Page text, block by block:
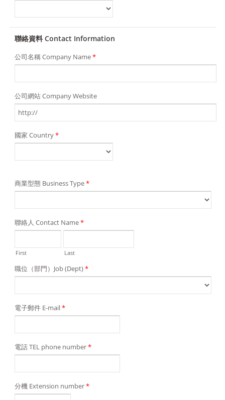
聯絡資料 Contact Information
公司名稱 Company Name*
公司網站 Company Website
國家 Country*
商業型態 Business Type*
聯絡人 Contact Name*
First Last
職位（部門）Job (Dept)*
電子郵件 E-mail*
電話 TEL phone number*
分機 Extension number*